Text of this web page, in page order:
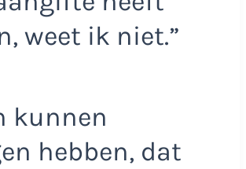
weet ik niet.”
kunnen
hebben, dat